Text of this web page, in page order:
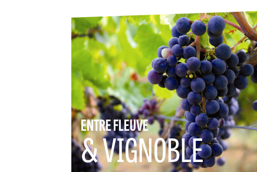
ENTRE FLEUVE
& VIGNOBLE